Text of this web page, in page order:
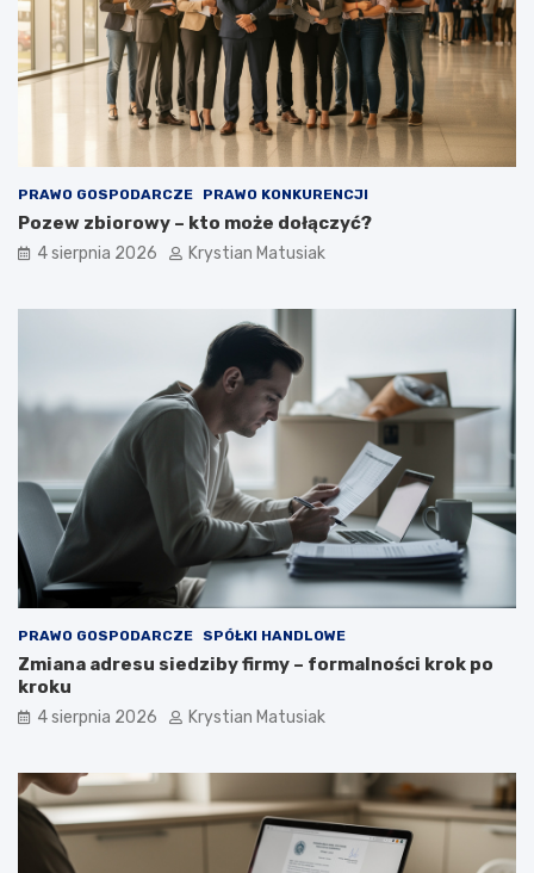
PRAWO GOSPODARCZE PRAWO KONKURENCJI
Pozew zbiorowy – kto może dołączyć?
4 sierpnia 2026 Krystian Matusiak
PRAWO GOSPODARCZE SPÓŁKI HANDLOWE
Zmiana adresu siedziby firmy – formalności krok po
kroku
4 sierpnia 2026 Krystian Matusiak